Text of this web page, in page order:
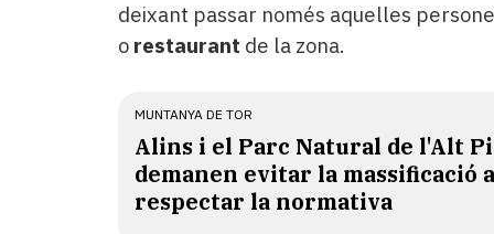
deixant passar només aquelles
o restaurant de la zona.
MUNTANYA DE TOR
Alins i el Parc Natural de l'Alt
demanen evitar la massificació
respectar la normativa